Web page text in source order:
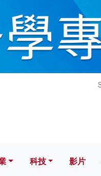
科技 影片
科技 影片